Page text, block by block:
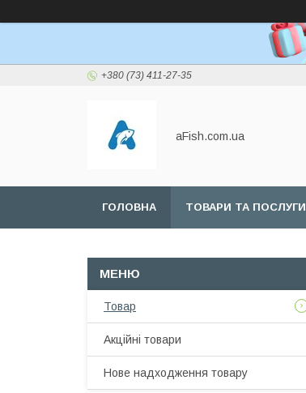
+380 (73) 411-27-35
aFish.com.ua
ГОЛОВНА ТОВАРИ ТА ПОСЛУГИ
Товар
Акційні товари
Нове надходження товару